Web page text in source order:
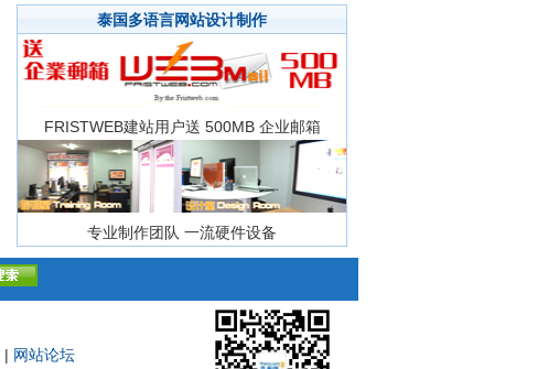
泰国多语言网站设计制作
FRISTWEB建站用户送 500MB 企业邮箱
专业制作团队 一流硬件设备
| 网站论坛